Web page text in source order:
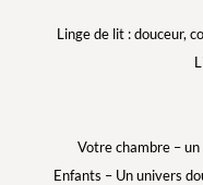
Linge de lit : douceur,
Votre chambre –
Enfants – Un univers